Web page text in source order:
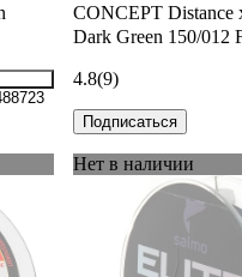
CONCEPT Distance
Dark Green 150/012
4.8(9)
Подписаться
Нет в наличии